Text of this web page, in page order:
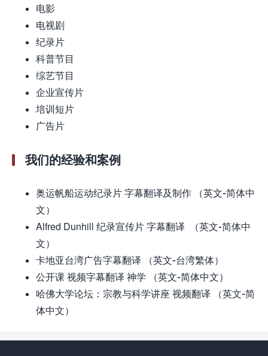
电影
电视剧
纪录片
科普节目
综艺节目
企业宣传片
培训短片
广告片
我们的经验和案例
奥运帆船运动纪录片 字幕翻译及制作 （英文-简体中
文）
Alfred Dunhill 纪录宣传片 字幕翻译 （英文-简体中
文）
卡地亚台湾广告字幕翻译 （英文-台湾繁体）
公开课 视频字幕翻译 神学 （英文-简体中文）
哈佛大学论坛：宗教与科学讲座 视频翻译 （英文-简
体中文）